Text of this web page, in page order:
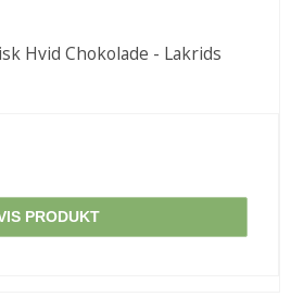
Hvid Chokolade - Lakrids
PRODUKT